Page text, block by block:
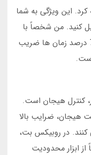
کرد. این ویژگی به شما
کنید. من شخصاً با
ثبت 50 دور بازی، متوجه شدم که 70 درصد زمان ها ضریب
کنترل هیجان است.
هیجان، ضرایب بالا
در روبیکس بت،
ابزار محدودیت